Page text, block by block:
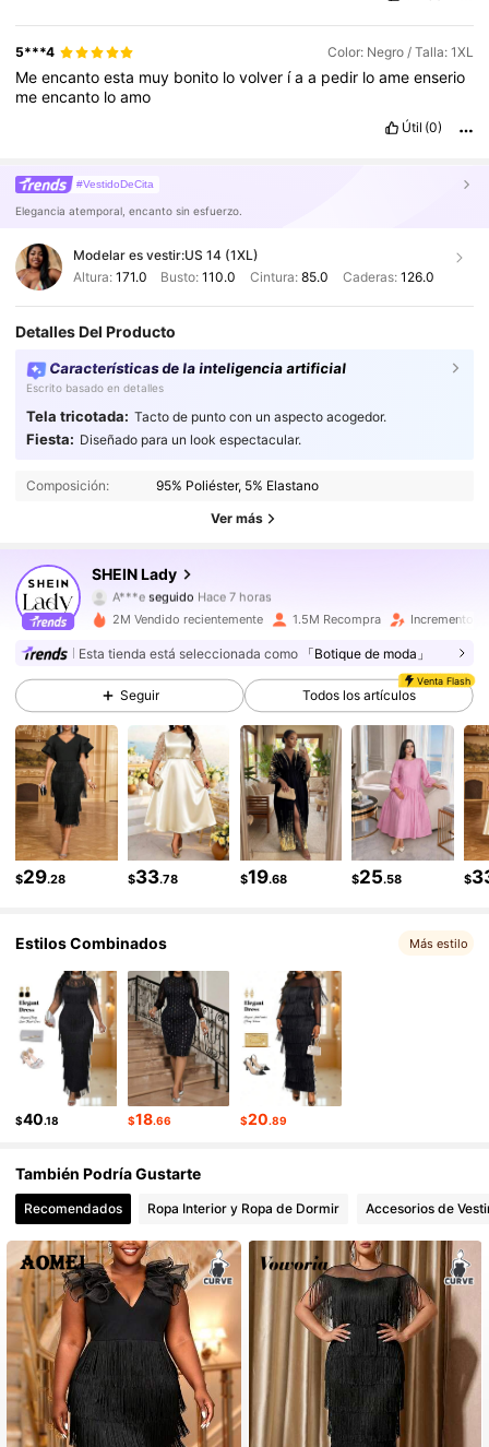
5***4 Color: Negro / Talla: 1XL
Meencantoesta muy bonito lovolver íaa pedir loameenserio
meencanto loamo
Útil (0)
#VestidoDeCita
Elegancia atemporal, encanto sin esfuerzo.
Modelar es vestir:US 14 (1XL)
Altura: 171.0 Busto:110.0 Cintura: 85.0 Caderas: 126.0
Detalles Del Producto
Características de la inteligencia artificial
Escrito basado en detalles
Tela tricotada: Tacto de punto con un aspecto acogedor.
Fiesta: Diseñado para un look espectacular.
Composición: 95% Poliéster, 5% Elastano
Ver más
SHEIN Lady
604K Seguidores
A***eseguido Hace 7 horas
4.87
604K Seguidores
4.87 604K Seguidores
4.87 604K Seguidores
4.87 604K Seguidores
4.87 604K Seguidores
4.87 604K Seguidores
4.87 604K Seguidores
2M Vendido recientemente 1.5M Recompra Incremento
Esta tienda está seleccionada como 「Botique de moda」
Seguir
Venta Flash
Todos los artículos
$29.28 $33.78 $19.68 $25.58 $
Estilos Combinados Más estilo
$40.18 $18.66 $20.89
También Podría Gustarte
Recomendados Ropa Interior y Ropa de Dormir Accesorios de